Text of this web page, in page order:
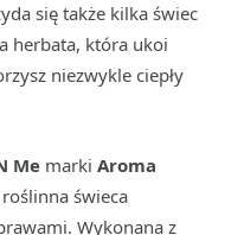
się także kilka świec
herbata, która ukoi
niezwykle ciepły
Me marki Aroma
świeca
Wykonana z